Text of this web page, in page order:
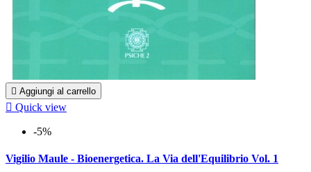
 Aggiungi al carrello
 Quick view
-5%
Vigilio Maule - Bioenergetica. La Via dell'Equilibrio Vol. 1